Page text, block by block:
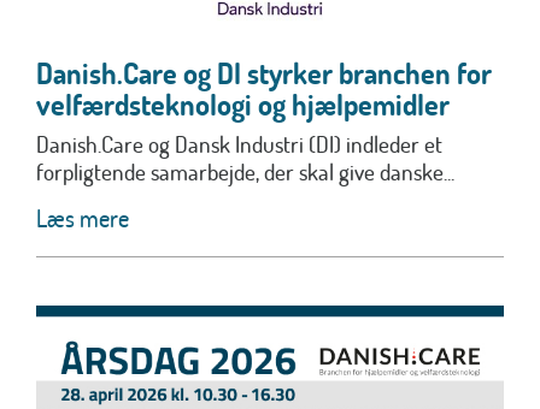
Danish.Care og DI styrker branchen for
velfærdsteknologi og hjælpemidler
Danish.Care og Dansk Industri (DI) indleder et
forpligtende samarbejde, der skal give danske...
Læs mere